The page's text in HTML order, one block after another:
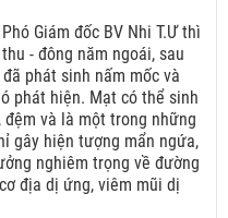
Giám đốc BV Nhi T.Ư thì
- đông năm ngoái, sau
phát sinh nấm mốc và
phát hiện. Mạt có thể sinh
và là một trong những
gây hiện tượng mẩn ngứa,
nghiêm trọng về đường
địa dị ứng, viêm mũi dị